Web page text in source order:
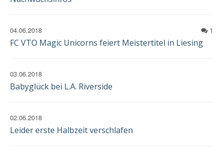
1
04.06.2018
FC VTO Magic Unicorns feiert Meistertitel in Liesing
03.06.2018
Babyglück bei L.A. Riverside
02.06.2018
Leider erste Halbzeit verschlafen